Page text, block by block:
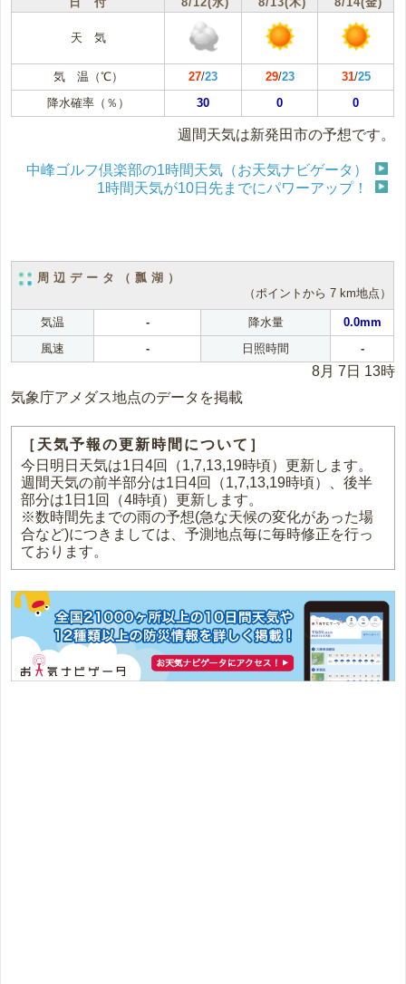
天 気
気 温（℃） 27/23 29/23 31/25
降水確率（％）
30 0 0
週間天気は新発田市の予想です。
中峰ゴルフ倶楽部の1時間天気（お天気ナビゲータ）
1時間天気が10日先までにパワーアップ！
周辺データ（瓢湖）
（ポイントから 7 km地点）
気温 - 降水量
0.0mm
風速
- 日照時間 -
8月 7日 13時
気象庁アメダス地点のデータを掲載
［天気予報の更新時間について］
今日明日天気は1日4回（1,7,13,19時頃）更新します。
週間天気の前半部分は1日4回（1,7,13,19時頃）、後半
部分は1日1回（4時頃）更新します。
※数時間先までの雨の予想(急な天候の変化があった場
合など)につきましては、予測地点毎に毎時修正を行っ
ております。